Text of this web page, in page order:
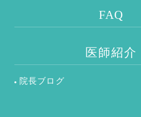
FAQ
医師紹介
院長ブログ